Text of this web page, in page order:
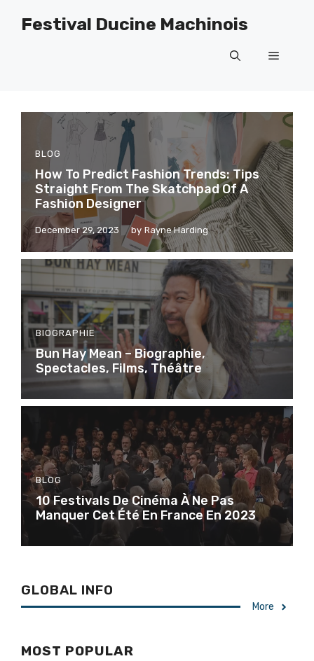
Festival Ducine Machinois
Menu
BLOG
How To Predict Fashion Trends: Tips
Straight From The Skatchpad Of A
Fashion Designer
December 29, 2023 by Rayne Harding
BIOGRAPHIE
Bun Hay Mean – Biographie,
Spectacles, Films, Théâtre
BLOG
10 Festivals De Cinéma À Ne Pas
Manquer Cet Été En France En 2023
GLOBAL INFO
More
MOST POPULAR